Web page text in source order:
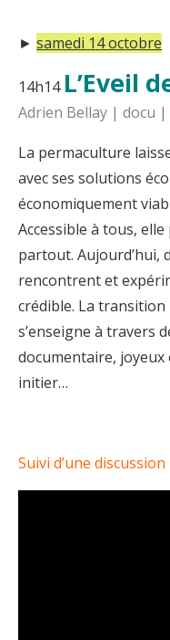
► samedi 14 octobre
14h14 L’Eveil
Adrien Bellay | docu
La permaculture
avec ses solutions
économiquement
Accessible à tous,
partout. Aujourd’hui,
rencontrent et
crédible. La transition
s’enseigne à travers
documentaire, joyeux
initier…
Suivi d’une discussion